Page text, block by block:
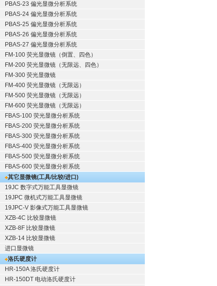
PBAS-23 偏光显微分析系统
PBAS-24 偏光显微分析系统
PBAS-25 偏光显微分析系统
PBAS-26 偏光显微分析系统
PBAS-27 偏光显微分析系统
FM-100 荧光显微镜（倒置、四色）
FM-200 荧光显微镜（无限远、四色）
FM-300 荧光显微镜
FM-400 荧光显微镜（无限远）
FM-500 荧光显微镜（无限远）
FM-600 荧光显微镜（无限远）
FBAS-100 荧光显微分析系统
FBAS-200 荧光显微分析系统
FBAS-300 荧光显微分析系统
FBAS-400 荧光显微分析系统
FBAS-500 荧光显微分析系统
FBAS-600 荧光显微分析系统
其它显微镜(工具/比较/进口)
19JC 数字式万能工具显微镜
19JPC 微机式万能工具显微镜
19JPC-V 影像式万能工具显微镜
XZB-4C 比较显微镜
XZB-8F 比较显微镜
XZB-14 比较显微镜
进口显微镜
洛氏硬度计
HR-150A 洛氏硬度计
HR-150DT 电动洛氏硬度计